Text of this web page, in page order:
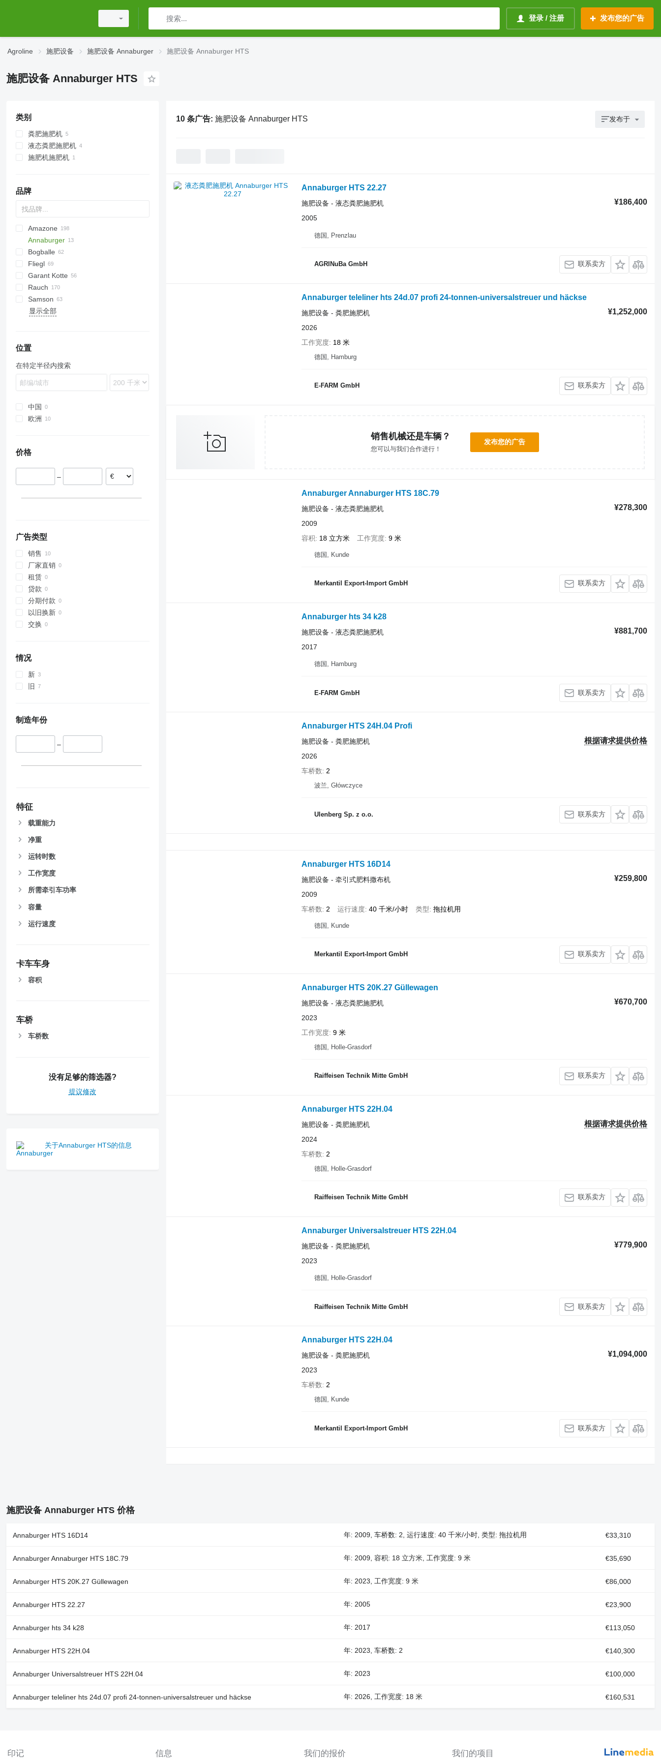
登录 / 注册 发布您的广告
Agroline 施肥设备 施肥设备 Annaburger 施肥设备 Annaburger HTS
施肥设备 Annaburger HTS
类别
粪肥施肥机
液态粪肥施肥机
施肥机施肥机
品牌
Exacta
XPL
Amazone
Catros
D-series
ZA-E
ZA-F
ZA-M
ZA-TS
ZA-U
Annaburger
HTS
TSW
ELYTE
Bogballe
BL
L-series
M-series
600
3000
5000
E
B-series
K-series
EV
Terra Gator
Xerion
ANP
CGSA
Alltrac
Liquiliser
Twister
FORTIS
Ideal
500-series
Fliegl
ASW
SDS
VFW
HTS
T series
Garant Kotte
FA
Mega
TV
Terra
Tiger
Euroliner
Komfort
Modulo
Wing Jet
Axis
Accord
Exacta
NG
Centerliner
1000
PN
PW
Lift-o-matic
NS
OL
TCI
T507
T544
Upr
FD
N262
Rauch
AGT
Alpha
MDS
TWS
ZS
Samson
CM
SP
TE
TG
SBS
Magnon
DPX
DS
TG
KL
MX
PS
T-series
Hydro Trike
VT
Rapid
Junior
P-series
K-series
显示全部
位置
在特定半径内搜索
中国
欧洲
价格
–
广告类型
销售
厂家直销
租赁
贷款
分期付款
以旧换新
交换
情况
新
旧
制造年份
–
特征
载重能力
净重
运转时数
工作宽度
所需牵引车功率
容量
运行速度
卡车车身
容积
车桥
车桥数
没有足够的筛选器?
提议修改
关于Annaburger HTS的信息
10 条广告: 施肥设备 Annaburger HTS 发布于
Annaburger HTS 22.27
¥186,400
施肥设备 - 液态粪肥施肥机
2005
德国, Prenzlau
AGRINuBa GmbH 联系卖方
Annaburger teleliner hts 24d.07 profi 24-tonnen-universalstreuer und häckse
¥1,252,000
施肥设备 - 粪肥施肥机
2026
工作宽度 18 米
德国, Hamburg
E-FARM GmbH 联系卖方
销售机械还是车辆？
您可以与我们合作进行！
发布您的广告
Annaburger Annaburger HTS 18C.79
¥278,300
施肥设备 - 液态粪肥施肥机
2009
容积
18 立方米 工作宽度 9 米
德国, Kunde
Merkantil Export-Import GmbH 联系卖方
Annaburger hts 34 k28
¥881,700
施肥设备 - 液态粪肥施肥机
2017
德国, Hamburg
E-FARM GmbH 联系卖方
Annaburger HTS 24H.04 Profi
根据请求提供价格
施肥设备 - 粪肥施肥机
2026
车桥数
2
波兰, Główczyce
Ulenberg Sp. z o.o. 联系卖方
Annaburger HTS 16D14
¥259,800
施肥设备 - 牵引式肥料撒布机
2009
车桥数
2 运行速度 40 千米/小时 类型 拖拉机用
德国, Kunde
Merkantil Export-Import GmbH 联系卖方
Annaburger HTS 20K.27 Güllewagen
¥670,700
施肥设备 - 液态粪肥施肥机
2023
工作宽度 9 米
德国, Holle-Grasdorf
Raiffeisen Technik Mitte GmbH 联系卖方
Annaburger HTS 22H.04
根据请求提供价格
施肥设备 - 粪肥施肥机
2024
车桥数
2
德国, Holle-Grasdorf
Raiffeisen Technik Mitte GmbH 联系卖方
Annaburger Universalstreuer HTS 22H.04
¥779,900
施肥设备 - 粪肥施肥机
2023
德国, Holle-Grasdorf
Raiffeisen Technik Mitte GmbH 联系卖方
Annaburger HTS 22H.04
¥1,094,000
施肥设备 - 粪肥施肥机
2023
车桥数 2
德国, Kunde
Merkantil Export-Import GmbH 联系卖方
施肥设备 Annaburger HTS 价格
Annaburger HTS 16D14 年: 2009, 车桥数: 2, 运行速度: 40 千米/小时, 类型: 拖拉机用 €33,310
Annaburger Annaburger HTS 18C.79 年: 2009, 容积: 18 立方米, 工作宽度: 9 米 €35,690
Annaburger HTS 20K.27 Güllewagen 年: 2023, 工作宽度: 9 米 €86,000
Annaburger HTS 22.27 年: 2005 €23,900
Annaburger hts 34 k28 年: 2017 €113,050
Annaburger HTS 22H.04 年: 2023, 车桥数: 2 €140,300
Annaburger Universalstreuer HTS 22H.04 年: 2023 €100,000
Annaburger teleliner hts 24d.07 profi 24-tonnen-universalstreuer und häckse 年: 2026, 工作宽度: 18 米 €160,531
印记 信息 我们的报价 我们的项目